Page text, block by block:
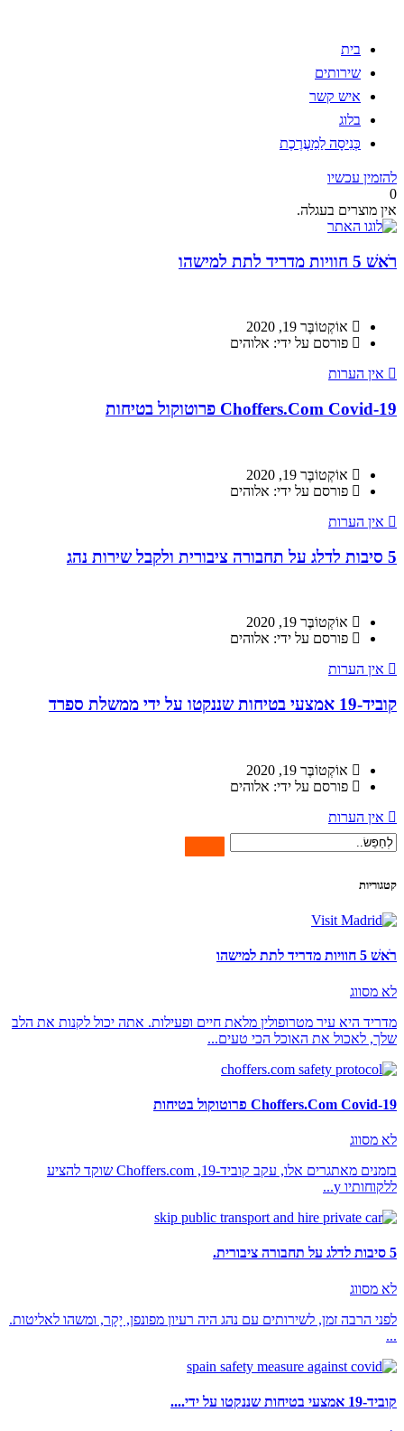
בית
שירותים
איש קשר
בלוג
כְּנִיסָה לַמַעֲרֶכֶת
להזמין עכשיו
0
אין מוצרים בעגלה.
רֹאשׁ 5 חוויות מדריד לתת למישהו
אוֹקְטוֹבֶּר 19, 2020
פורסם על ידי: אלוהים
אין הערות
Choffers.Com Covid-19 פרוטוקול בטיחות
אוֹקְטוֹבֶּר 19, 2020
פורסם על ידי: אלוהים
אין הערות
5 סיבות לדלג על תחבורה ציבורית ולקבל שירות נהג
אוֹקְטוֹבֶּר 19, 2020
פורסם על ידי: אלוהים
אין הערות
קוביד-19 אמצעי בטיחות שננקטו על ידי ממשלת ספרד
אוֹקְטוֹבֶּר 19, 2020
פורסם על ידי: אלוהים
אין הערות
קטגוריות
רֹאשׁ 5 חוויות מדריד לתת למישהו
לא מסווג
מדריד היא עיר מטרופולין מלאת חיים ופעילות. אתה יכול לקנות את הלב
שלך, לאכול את האוכל הכי טעים...
Choffers.Com Covid-19 פרוטוקול בטיחות
לא מסווג
בזמנים מאתגרים אלו, עקב קוביד-19, Choffers.com שוקד להציע
ללקוחותיו y...
5 סיבות לדלג על תחבורה ציבורית.
לא מסווג
לפני הרבה זמן, לשירותים עם נהג היה רעיון מפונפן, יָקָר, ומשהו לאליטות.
...
קוביד-19 אמצעי בטיחות שננקטו על ידי....